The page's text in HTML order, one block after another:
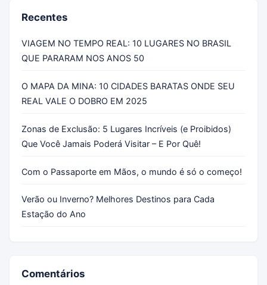
Recentes
VIAGEM NO TEMPO REAL: 10 LUGARES NO BRASIL
QUE PARARAM NOS ANOS 50
O MAPA DA MINA: 10 CIDADES BARATAS ONDE SEU
REAL VALE O DOBRO EM 2025
Zonas de Exclusão: 5 Lugares Incríveis (e Proibidos)
Que Você Jamais Poderá Visitar – E Por Quê!
Com o Passaporte em Mãos, o mundo é só o começo!
Verão ou Inverno? Melhores Destinos para Cada
Estação do Ano
Comentários